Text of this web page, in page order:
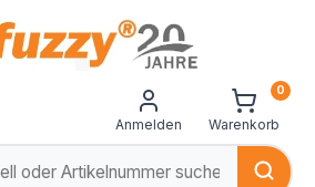
Anmelden Warenkorb
0